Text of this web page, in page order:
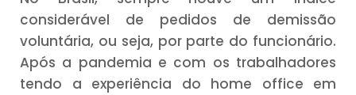
considerável de pedidos de demissão
voluntária, ou seja, por parte do funcionário.
Após a pandemia e com os trabalhadores
tendo a experiência do home office em